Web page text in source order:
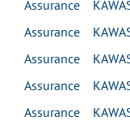
Assurance
Assurance
Assurance
Assurance
Assurance